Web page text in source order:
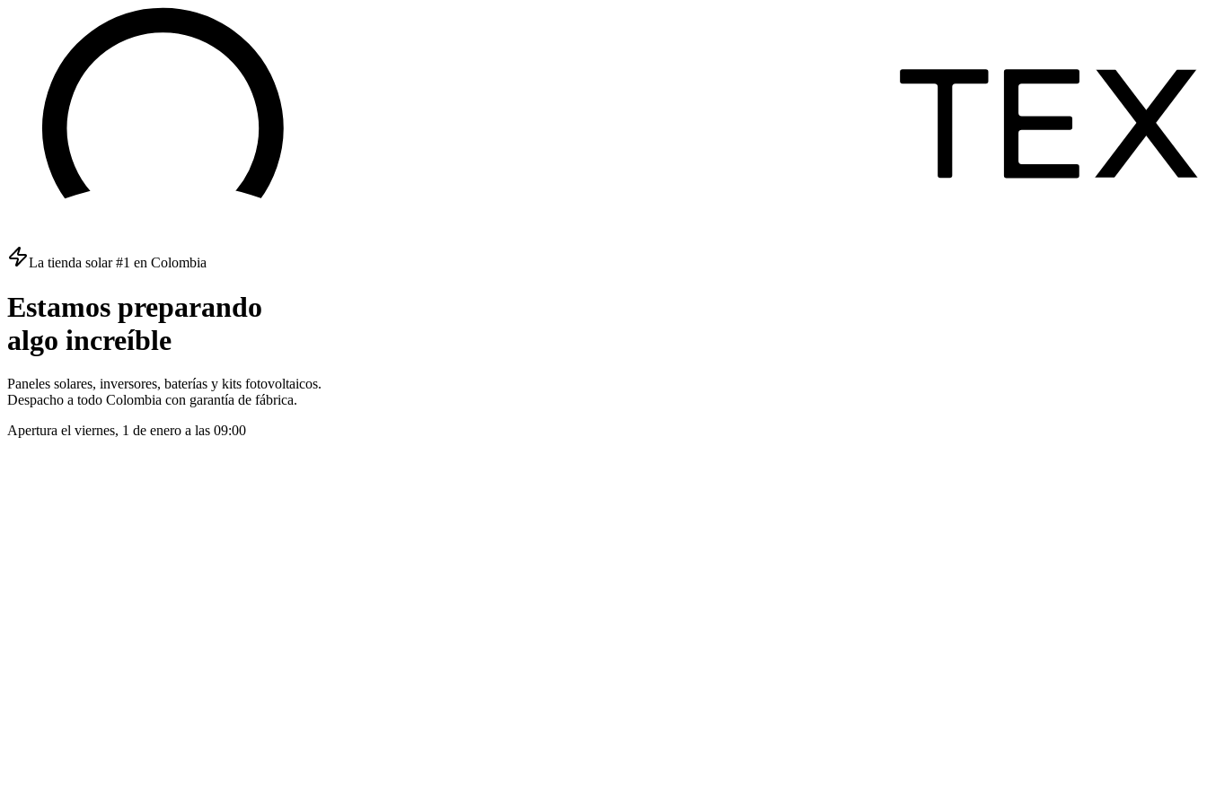
La tienda solar #1 en Colombia
Estamos preparando
algo increíble
Paneles solares, inversores, baterías y kits fotovoltaicos.
Despacho a todo Colombia con garantía de fábrica.
Apertura el viernes, 1 de enero a las 09:00